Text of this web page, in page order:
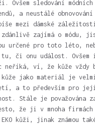
Ovšem sledování
a neustálé
mezi dámské
zajímá o módu,
určené pro toto léto,
či onu událost. Ovšem
neříká, ví, že kůže vždy
jako materiál je
a to především pro
Stále je považována
že ji v mnoha firmách
EKO kůži, jinak známou